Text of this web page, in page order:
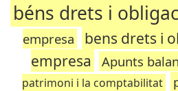
béns drets i
empresa
bens drets i
empresa
Apunts
patrimoni i la comptabilitat